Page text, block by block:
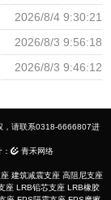
2026/8/4 9:30:21
2026/8/3 9:56:18
2026/8/3 9:46:12
，请联系0318-6666807进
青禾网络
建筑减震支座 高阻尼支座
座 LRB铅芯支座 LRB橡胶